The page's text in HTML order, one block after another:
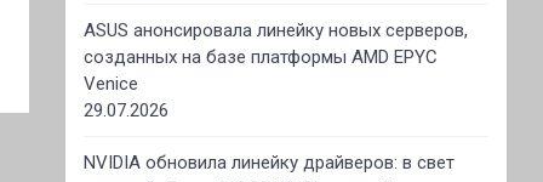
ASUS анонсировала линейку новых серверов,
созданных на базе платформы AMD EPYC
Venice
29.07.2026
NVIDIA обновила линейку драйверов: в свет